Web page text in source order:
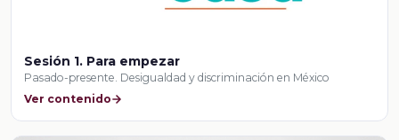
Sesión 1. Para empezar
Pasado-presente. Desigualdad y discriminación en México
Ver contenido